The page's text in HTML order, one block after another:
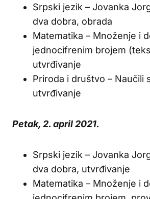
Srpski jezik – Jovanka
dva dobra, obrada
Matematika – Množenje i
jednocifrenim brojem
utvrđivanje
Priroda i društvo – Naučili
utvrđivanje
Petak, 2. april 2021.
Srpski jezik – Jovanka
dva dobra, utvrđivanje
Matematika – Množenje i